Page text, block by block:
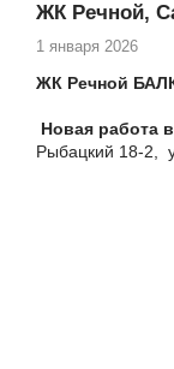
ЖК Речной,
1 января 2026
ЖК Речной
Новая работа
Рыбацкий 18-2,